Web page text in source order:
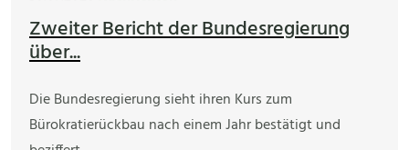
Zweiter Bericht der Bundesregierung
über...
Die Bundesregierung sieht ihren Kurs zum
Bürokratierückbau nach einem Jahr bestätigt und